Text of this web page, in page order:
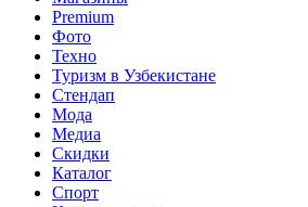
Premium
Фото
Техно
Туризм в Узбекистане
Стендап
Мода
Медиа
Скидки
Каталог
Спорт